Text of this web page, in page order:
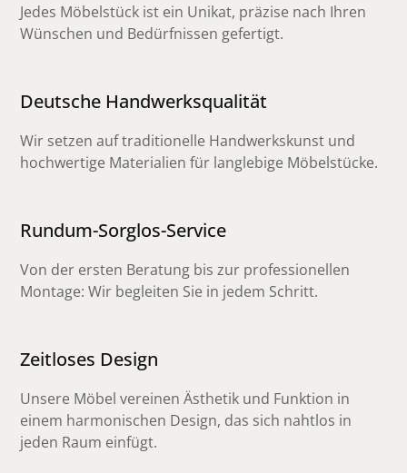
Jedes Möbelstück ist ein Unikat, präzise nach Ihren
Wünschen und Bedürfnissen gefertigt.
Deutsche Handwerksqualität
Wir setzen auf traditionelle Handwerkskunst und
hochwertige Materialien für langlebige Möbelstücke.
Rundum-Sorglos-Service
Von der ersten Beratung bis zur professionellen
Montage: Wir begleiten Sie in jedem Schritt.
Zeitloses Design
Unsere Möbel vereinen Ästhetik und Funktion in
einem harmonischen Design, das sich nahtlos in
jeden Raum einfügt.